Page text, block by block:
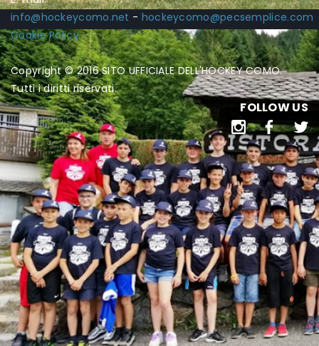
info@hockeycomo.net - hockeycomo@pecsemplice.com
Cookie Policy
Copyright © 2016 SITO UFFICIALE DELL'HOCKEY COMO.
Tutti i diritti riservati.
FOLLOW US